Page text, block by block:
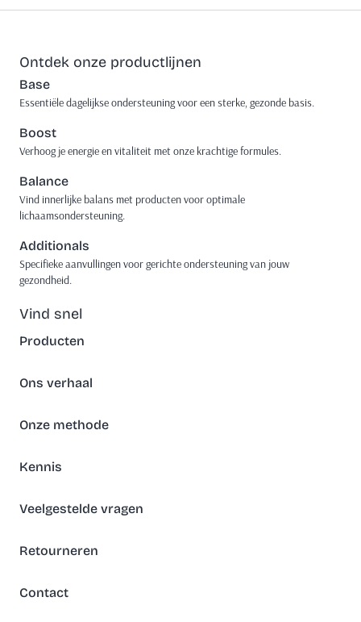
Ontdek onze productlijnen
Base
Essentiële dagelijkse ondersteuning voor een sterke, gezonde basis.
Boost
Verhoog je energie en vitaliteit met onze krachtige formules.
Balance
Vind innerlijke balans met producten voor optimale
lichaamsondersteuning.
Additionals
Specifieke aanvullingen voor gerichte ondersteuning van jouw
gezondheid.
Vind snel
Producten
Ons verhaal
Onze methode
Kennis
Veelgestelde vragen
Retourneren
Contact